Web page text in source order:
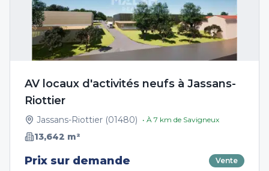
AV locaux d'activités neufs à Jassans-
Riottier
Jassans-Riottier (01480) • À 7 km de Savigneux
13,642 m²
Prix sur demande Vente